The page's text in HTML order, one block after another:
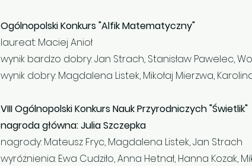
Ogólnopolski Konkurs "Alfik Matematyczny"
laureat: Maciej Anioł
wynik bardzo dobry: Jan Strach, Stanisław Pawelec,
wynik dobry: Magdalena Listek, Mikołaj Mierzwa,
VIII Ogólnopolski Konkurs Nauk Przyrodniczych "Świetlik"
nagroda główna: Julia Szczepka
nagrody: Mateusz Fryc, Magdalena Listek, Jan Strach
wyróżnienia: Ewa Cudziło, Anna Hetnał, Hanna Kozak,